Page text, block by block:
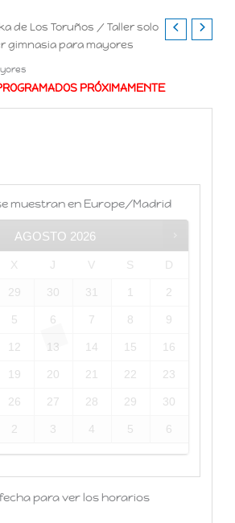
de Los Toruños /Taller solo
gimnasia para mayores
PRÓXIMAMENTE
muestran en Europe/Madrid
AGOSTO 2026
X J V S D
29 30 31 1 2
5 6 7 8 9
12 13 14 15 16
19 20 21 22 23
26 27 28 29 30
2 3 4 5 6
para ver los horarios